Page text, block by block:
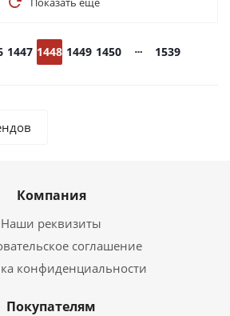
1447 1448 1449 1450 1539
Компания
Наши реквизиты
соглашение
конфиденциальности
Покупателям